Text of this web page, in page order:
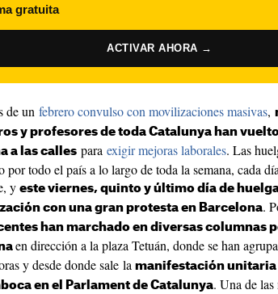
gratuita
ACTIVAR AHORA →
de un febrero convulso con movilizaciones masivas,
y profesores de toda Catalunya han
a las calles para exigir mejoras laborales. Las
por todo el país a lo largo de toda la semana, cada
y este viernes, quinto y último día de
con una gran protesta en Barcelona.
han marchado en diversas columnas
en dirección a la plaza Tetuán, donde se han
y desde donde sale la manifestación unitaria
en el Parlament de Catalunya. Una de las